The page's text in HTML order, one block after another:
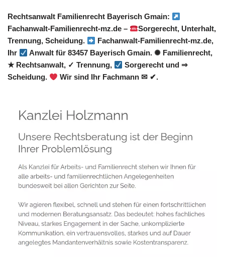
Rechtsanwalt Familienrecht Bayerisch Gmain:
Fachanwalt-Familienrecht-mz.de –
Sorgerecht, Unterhalt,
Trennung, Scheidung.
Fachanwalt-Familienrecht-mz.de,
Ihr
Anwalt für 83457 Bayerisch Gmain. ✺ Familienrecht,
★ Rechtsanwalt, ✓ Trennung,
Sorgerecht und ⇒
Scheidung.
Wir sind Ihr Fachmann ✉ ✔.